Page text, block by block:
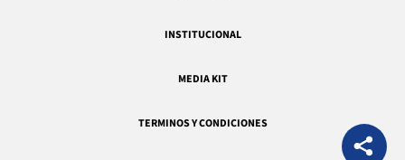
INSTITUCIONAL
MEDIA KIT
TERMINOS Y CONDICIONES